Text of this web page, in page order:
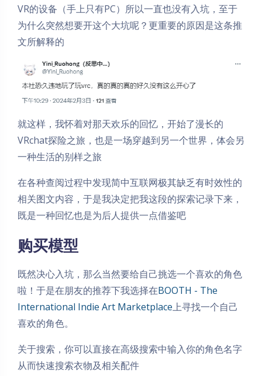
VR的设备（手上只有PC）所以一直也没有入坑，至于
为什么突然想要开这个大坑呢？更重要的原因是这条推
文所解释的
就这样，我怀着对那天欢乐的回忆，开始了漫长的
VRchat探险之旅，也是一场穿越到另一个世界，体会另
一种生活的别样之旅
在各种查阅过程中发现简中互联网极其缺乏有时效性的
相关图文内容，于是我决定把我这段的探索记录下来，
既是一种回忆也是为后人提供一点借鉴吧
购买模型
既然决心入坑，那么当然要给自己挑选一个喜欢的角色
啦！于是在朋友的推荐下我选择在BOOTH - The
International Indie Art Marketplace上寻找一个自己
喜欢的角色。
关于搜索，你可以直接在高级搜索中输入你的角色名字
从而快速搜索衣物及相关配件